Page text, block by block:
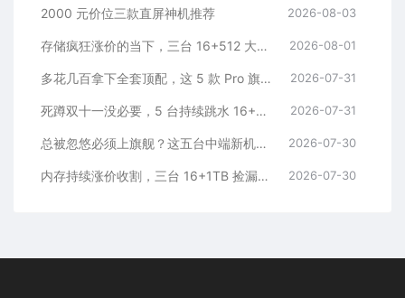
2000 元价位三款直屏神机推荐 2026-08-03
存储疯狂涨价的当下，三台 16+512 大存储旗舰，一步告别清内存内耗 2026-08-01
多花几百拿下全套顶配，这 5 款 Pro 旗舰，一步到位用好多年 2026-07-31
死蹲双十一没必要，5 台持续跳水 16+512 机型，一步稳用五年 2026-07-31
总被忽悠必须上旗舰？这五台中端新机，踏踏实实流畅五年 2026-07-30
内存持续涨价收割，三台 16+1TB 捡漏神机，安稳流畅用五年 2026-07-30